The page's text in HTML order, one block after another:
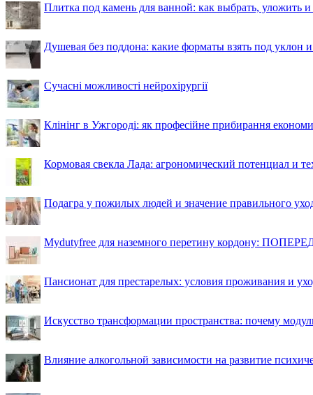
Плитка под камень для ванной: как выбрать, уложить
Душевая без поддона: какие форматы взять под уклон
Сучасні можливості нейрохірургії
Клінінг в Ужгороді: як професійне прибирання
Кормовая свекла Лада: агрономический потенциал и
Подагра у пожилых людей и значение правильного
Mydutyfree для наземного перетину кордону:
Пансионат для престарелых: условия проживания и
Искусство трансформации пространства: почему
Влияние алкогольной зависимости на развитие